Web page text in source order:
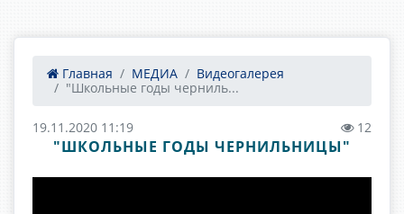
Главная МЕДИА
Видеогалерея
"Школьные годы черниль...
19.11.2020 11:19 12
"ШКОЛЬНЫЕ ГОДЫ ЧЕРНИЛЬНИЦЫ"